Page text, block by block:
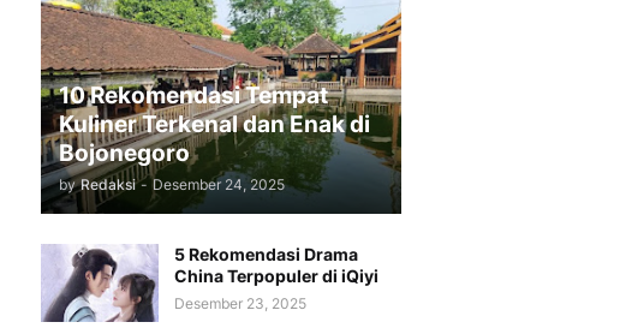
10 Rekomendasi Tempat
Kuliner Terkenal dan Enak di
Bojonegoro
by Redaksi - Desember 24, 2025
5 Rekomendasi Drama
China Terpopuler di iQiyi
Desember 23, 2025